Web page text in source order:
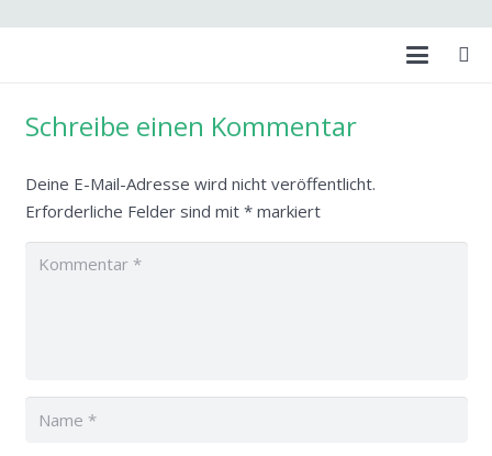
Schreibe einen Kommentar
Deine E-Mail-Adresse wird nicht veröffentlicht.
Erforderliche Felder sind mit *markiert